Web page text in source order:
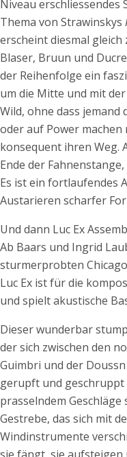
Niveau erschliessendes
Thema von Strawinskys
erscheint diesmal
Blaser, Bruun und
der Reihenfolge ein
um die Mitte und mit
Wild, ohne dass
oder auf Power machen
konsequent ihren Weg.
Ende der
Es ist ein fortlaufendes
Austarieren scharfer
Und dann Luc Ex
Ab Baars und Ingrid
sturmerprobten
Luc Ex ist für die
und spielt akustische
Dieser wunderbar
der sich zwischen den
Guimbri und der
gerupft und geschruppt
prasselndem
Gestrebe, das sich mit
Windinstrumente